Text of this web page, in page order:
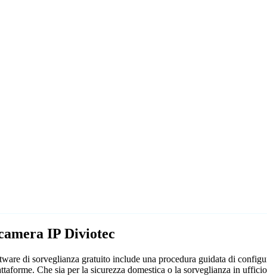
IP Diviotec
di sorveglianza gratuito include una procedura guidata di
Che sia per la sicurezza domestica o la sorveglianza in